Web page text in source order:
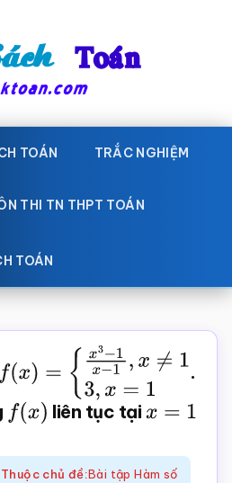
TOÁN TRẮC NGHIỆM
THI TN THPT TOÁN
TOÁN
f(x)=
1,x≠ 13 ,x=1
.
f(x) liên tục tại x=1
Thuộc chủ đề:Bài tập Hàm số